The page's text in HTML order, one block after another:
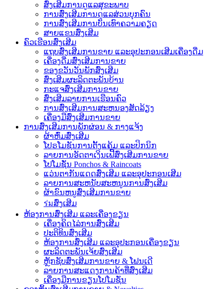
ສົ່ງເສີມການດູແລສຸຂະພາບ
ການສົ່ງເສີມການດູແລສ່ວນບຸກຄົນ
ການສົ່ງເສີມການບັນເທົາຄວາມຄຽດ
ສາຍແຂນສົ່ງເສີມ
ຄົວເຮືອນສົ່ງເສີມ
ແຖບສົ່ງເສີມການຂາຍ ແລະອຸປະກອນເສີມເຄື່ອງດື່ມ
ເຄື່ອງດື່ມສົ່ງເສີມການຂາຍ
ຂອງຂວັນວັນພັກສົ່ງເສີມ
ສົ່ງເສີມຜະລິດຕະພັນບ້ານ
ກະແຈສົ່ງເສີມການຂາຍ
ສົ່ງເສີມລາຍການເຮືອນຄົວ
ການສົ່ງເສີມການສະຫນອງສັດລ້ຽງ
ເຄື່ອງມືສົ່ງເສີມການຂາຍ
ການສົ່ງເສີມການພັກຜ່ອນ & ກາງແຈ້ງ
ຜ້າຫົ່ມສົ່ງເສີມ
ໂປຣໂມຊັນການຕັ້ງແຄ້ມ ແລະປິກນິກ
ລາຍການອັດຕາເງິນເຟີ້ສົ່ງເສີມການຂາຍ
ໂປໂມຊັ່ນ Ponchos & Raincoats
ແວ່ນຕາກັນແດດສົ່ງເສີມ ແລະອຸປະກອນເສີມ
ລາຍການສະຫນັບສະຫນູນການສົ່ງເສີມ
ຜ້າຂົນຫນູສົ່ງເສີມການຂາຍ
ร่มສົ່ງເສີມ
ຫ້ອງການສົ່ງເສີມ ແລະເຄື່ອງຂຽນ
ເຄື່ອງຄິດໄລ່ການສົ່ງເສີມ
ປະຕິທິນສົ່ງເສີມ
ຫ້ອງການສົ່ງເສີມ ແລະອຸປະກອນເຄື່ອງຂຽນ
ຜະລິດຕະພັນເຈ້ຍສົ່ງເສີມ
ຫຼັກຊັບສົ່ງເສີມການຂາຍ & ໂຟນເດີ
ລາຍການສະແດງການຄ້າທີ່ສົ່ງເສີມ
ເຄື່ອງມືການຂຽນໂປໂມຊັ່ນ